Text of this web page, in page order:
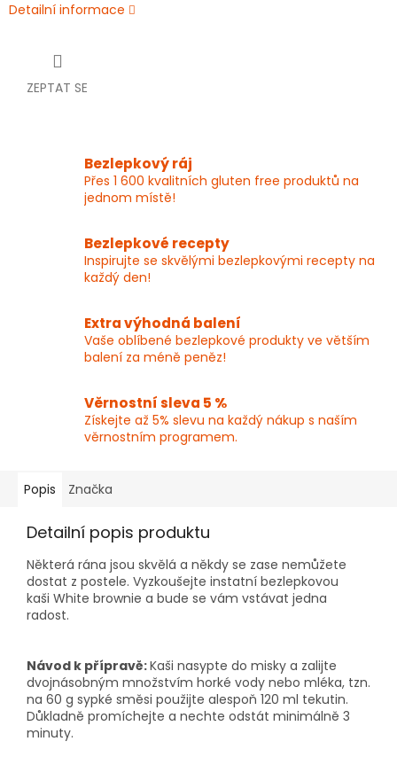
Detailní informace
ZEPTAT SE
Bezlepkový ráj
Přes 1 600 kvalitních gluten free produktů na
jednom místě!
Bezlepkové recepty
Inspirujte se skvělými bezlepkovými recepty na
každý den!
Extra výhodná balení
Vaše oblíbené bezlepkové produkty ve větším
balení za méně peněz!
Věrnostní sleva 5 %
Získejte až 5% slevu na každý nákup s naším
věrnostním programem.
Popis Značka
Detailní popis produktu
Některá rána jsou skvělá a někdy se zase nemůžete
dostat z postele. Vyzkoušejte instatní bezlepkovou
kaši White brownie a bude se vám vstávat jedna
radost.
Návod k přípravě:Kaši nasypte do misky a zalijte
dvojnásobným množstvím horké vody nebo mléka, tzn.
na 60 g sypké směsi použijte alespoň 120 ml tekutin.
Důkladně promíchejte a nechte odstát minimálně 3
minuty.